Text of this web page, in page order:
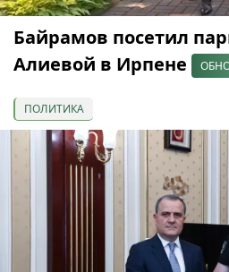
Байрамов посетил
Алиевой в Ирпене
ПОЛИТИКА